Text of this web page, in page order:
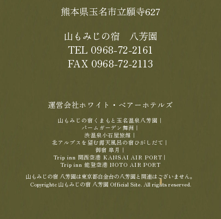
熊本県玉名市立願寺627
山もみじの宿 八芳園
TEL 0968-72-2161
FAX 0968-72-2113
運営会社ホワイト・ベアーホテルズ
山もみじの宿くまもと玉名温泉八芳園 ｜
パームガーデン舞洲 ｜
渋温泉小石屋旅館 ｜
北アルプスを望む露天風呂の宿ひがしだて ｜
御宿 皐月 ｜
Trip inn 関西空港 KANSAI AIR PORT ｜
Trip inn 能登空港 NOTO AIR PORT
山もみじの宿 八芳園は東京都白金台の八芳園と関連はございません。
Copyrightc 山もみじの宿 八芳園 Official Site. All rights reserved.